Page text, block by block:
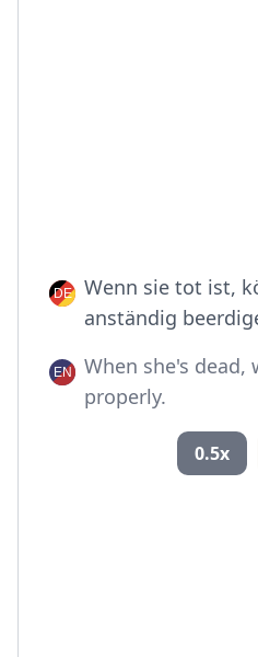
Wenn sie tot ist,
anständig
When she's
properly.
0.5x